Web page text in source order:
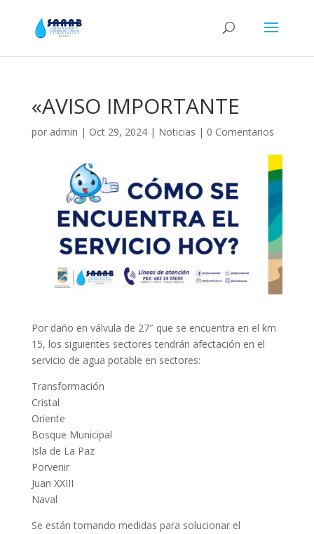
«AVISO IMPORTANTE
por admin | Oct 29, 2024| Noticias | 0 Comentarios
Por daño en válvula de 27″ que se encuentra en el km
15, los siguientes sectores tendrán afectación en el
servicio de agua potable en sectores:
Transformación
Cristal
Oriente
Bosque Municipal
Isla de La Paz
Porvenir
Juan XXIII
Naval
Se están tomando medidas para solucionar el